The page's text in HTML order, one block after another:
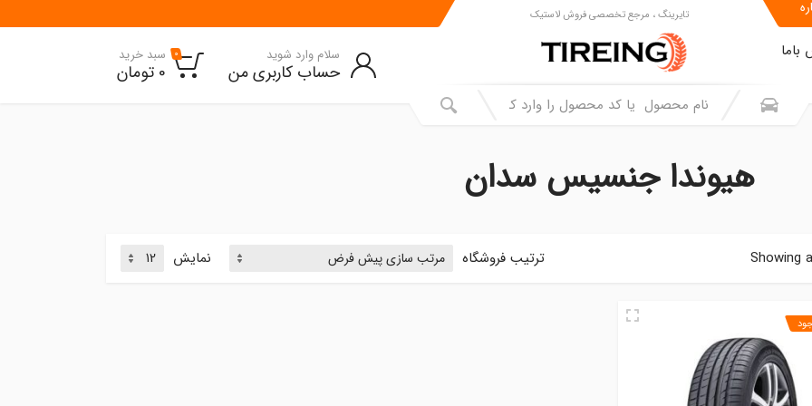
تایرینگ ، مرجع تخصصی فروش لاستیک
سلام وارد شوید
حساب کاربری من
0 سبد خرید
0 تومان
هیوندا جنسیس سدان
Showing ترتیب فروشگاه نمایش